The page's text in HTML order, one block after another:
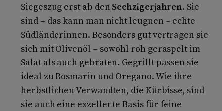
Siegeszug erst ab den Sechzigerjahren. Sie
sind – das kann man nicht leugnen – echte
Südländerinnen. Besonders gut vertragen sie
sich mit Olivenöl – sowohl roh geraspelt im
Salat als auch gebraten. Gegrillt passen sie
ideal zu Rosmarin und Oregano. Wie ihre
herbstlichen Verwandten, die Kürbisse, sind
sie auch eine exzellente Basis für feine